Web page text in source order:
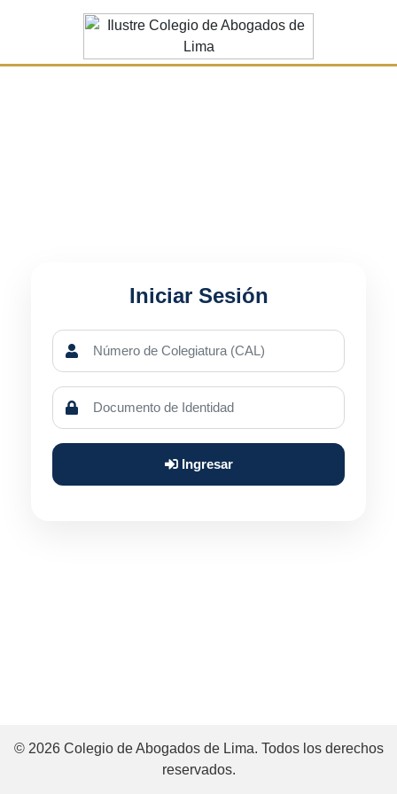
Iniciar Sesión
Número de Colegiatura (CAL)
Documento de Identidad
Ingresar
© 2026 Colegio de Abogados de Lima. Todos los derechos
reservados.